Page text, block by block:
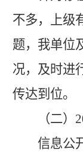
不多，上级
题，我单位
况，及时进
传达到位。
（二）
信息公